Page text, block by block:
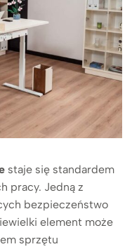
staje się standardem
pracy. Jedną z
bezpieczeństwo
element może
sprzętu